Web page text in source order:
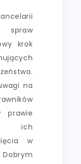
spraw
krok
na
prawie
ich
w